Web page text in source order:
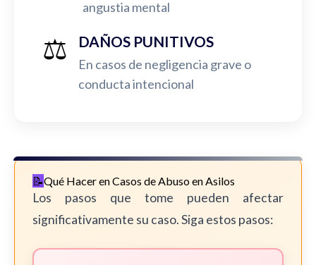
angustia mental
⚖️ DAÑOS PUNITIVOS
En casos de negligencia grave o
conducta intencional
Qué Hacer en Casos de Abuso en Asilos
Los pasos que tome pueden afectar
significativamente su caso. Siga estos pasos: